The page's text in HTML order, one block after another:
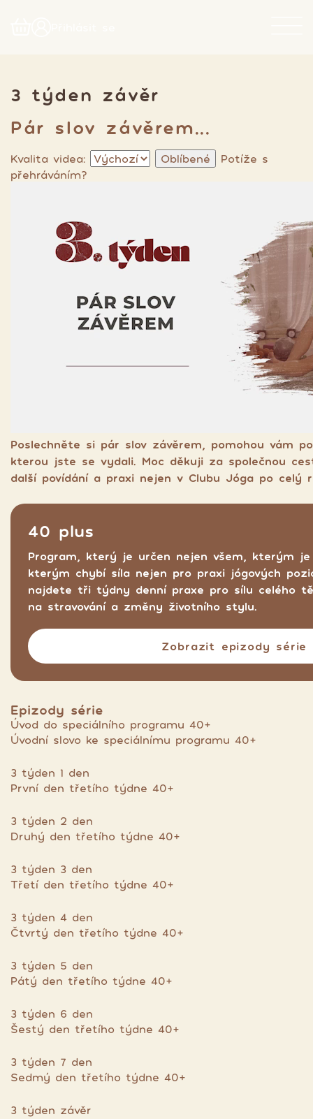
3 týden závěr
Pár slov závěrem...
Kvalita videa: Oblíbené
Potíže s
přehráváním?
Poslechněte si pár slov závěrem, pomohou vám
kterou jste se vydali. Moc děkuji za společnou
další povídání a praxi nejen v Clubu Jóga po celý
40 plus
Program, který je určen nejen všem, kterým
kterým chybí síla nejen pro praxi jógových
najdete tři týdny denní praxe pro sílu celého
na stravování a změny životního stylu.
Zobrazit epizody série
Epizody série
Úvod do speciálního programu 40+
Úvodní slovo ke speciálnímu programu 40+
3 týden 1 den
První den třetího týdne 40+
3 týden 2 den
Druhý den třetího týdne 40+
3 týden 3 den
Třetí den třetího týdne 40+
3 týden 4 den
Čtvrtý den třetího týdne 40+
3 týden 5 den
Pátý den třetího týdne 40+
3 týden 6 den
Šestý den třetího týdne 40+
3 týden 7 den
Sedmý den třetího týdne 40+
3 týden závěr